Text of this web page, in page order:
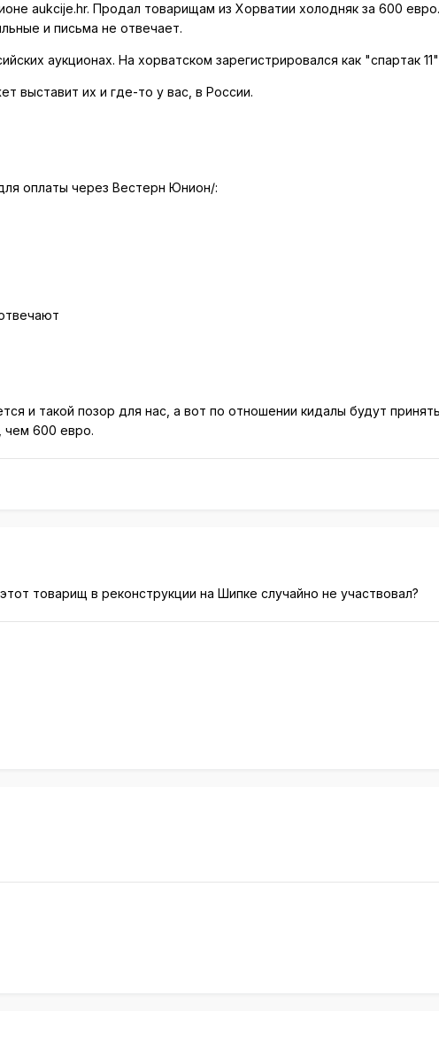
aukcije.hr. Продал товарищам из Хорватии холодняк за 600
и письма не отвечает.
аукционах. На хорватском зарегистрировался как "спартак 11"
выставит их и где-то у вас, в России.
оплаты через Вестерн Юнион/:
и такой позор для нас, а вот по отношении кидалы будут
чем 600 евро.
товарищ в реконструкции на Шипке случайно не участвовал?